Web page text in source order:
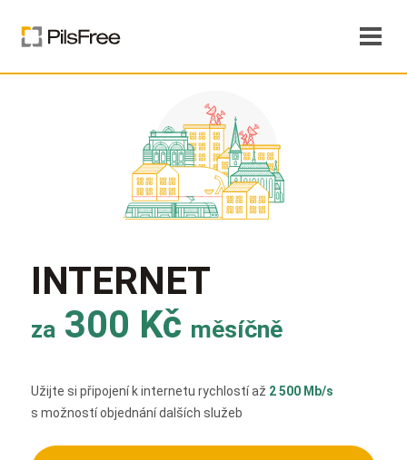
INTERNET
za300 Kč měsíčně
Užijte si připojení k internetu rychlostí až 2 500 Mb/s
s možností objednání dalších služeb